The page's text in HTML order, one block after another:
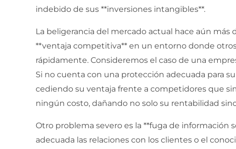
indebido de sus **inversiones intangibles**.
La beligerancia del mercado actual hace aún más
**ventaja competitiva** en un entorno donde
rápidamente. Consideremos el caso de una
Si no cuenta con una protección adecuada para
cediendo su ventaja frente a competidores que
ningún costo, dañando no solo su rentabilidad
Otro problema severo es la **fuga de información
adecuada las relaciones con los clientes o el